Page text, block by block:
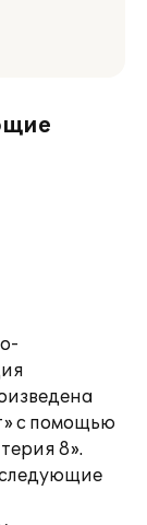
с помощью
8».